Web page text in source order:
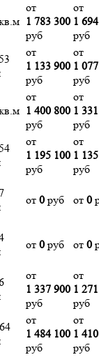
от
1 783 300
руб
от
1
руб
от
1 133 900
руб
от
1
руб
от
1 400 800
руб
от
1
руб
от
1 195 100
руб
от
1
руб
от 0 руб от 0
от 0 руб от 0
от
1 337 900
руб
от
1
руб
от
1 484 100
руб
от
1
руб